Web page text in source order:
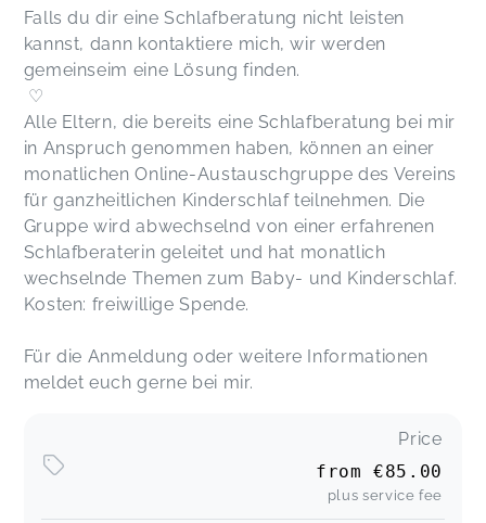
Falls du dir eine Schlafberatung nicht leisten
kannst, dann kontaktiere mich, wir werden
gemeinseim eine Lösung finden.
♡
Alle Eltern, die bereits eine Schlafberatung bei mir
in Anspruch genommen haben, können an einer
monatlichen Online-Austauschgruppe des Vereins
für ganzheitlichen Kinderschlaf teilnehmen. Die
Gruppe wird abwechselnd von einer erfahrenen
Schlafberaterin geleitet und hat monatlich
wechselnde Themen zum Baby- und Kinderschlaf.
Kosten: freiwillige Spende.
Für die Anmeldung oder weitere Informationen
meldet euch gerne bei mir.
Price
from€85.00
plus service fee